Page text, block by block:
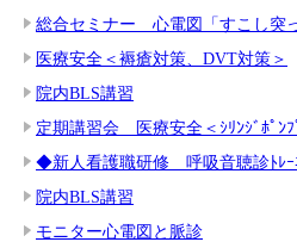
総合セミナー 心電図「すこし突
医療安全＜褥瘡対策、DVT対策＞
院内BLS講習
定期講習会 医療安全＜ｼﾘﾝｼﾞﾎﾟﾝﾌ
◆新人看護職研修 呼吸音聴診ﾄﾚｰ
院内BLS講習
モニター心電図と脈診